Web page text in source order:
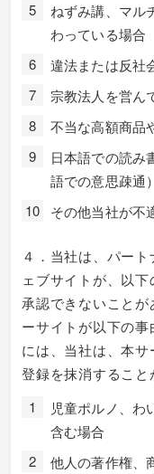
ねずみ講、マル
わっている場合
違法または反社
宗教法人を営ん
不当な高額商品
日本語での読み
語での意思疎通
その他当社が不
４．当社は、パー
ェブサイトが、以
承認できないこと
ーサイトが以下の
には、当社は、本
登録を抹消すること
児童ポルノ、わ
含む場合
他人の著作権、